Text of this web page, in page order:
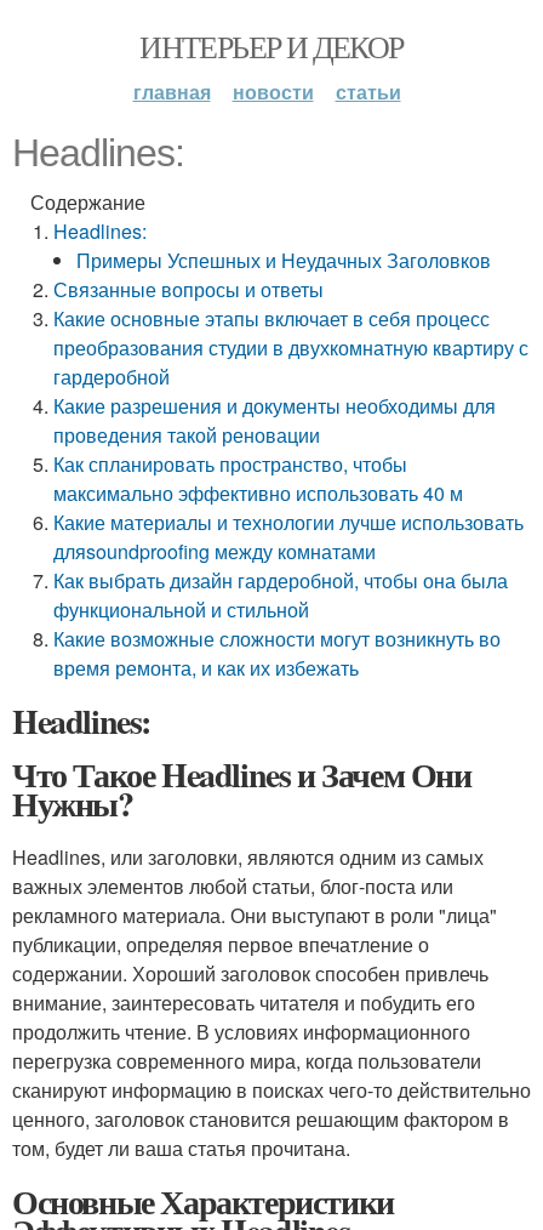
ИНТЕРЬЕР И ДЕКОР
главная новости статьи
Headlines:
Содержание
Headlines:
Примеры Успешных и Неудачных Заголовков
Связанные вопросы и ответы
Какие основные этапы включает в себя процесс
преобразования студии в двухкомнатную квартиру с
гардеробной
Какие разрешения и документы необходимы для
проведения такой реновации
Как спланировать пространство, чтобы
максимально эффективно использовать 40 м
Какие материалы и технологии лучше использовать
дляsoundproofing между комнатами
Как выбрать дизайн гардеробной, чтобы она была
функциональной и стильной
Какие возможные сложности могут возникнуть во
время ремонта, и как их избежать
Headlines:
Что Такое Headlines и Зачем Они
Нужны?
Headlines, или заголовки, являются одним из самых
важных элементов любой статьи, блог-поста или
рекламного материала. Они выступают в роли "лица"
публикации, определяя первое впечатление о
содержании. Хороший заголовок способен привлечь
внимание, заинтересовать читателя и побудить его
продолжить чтение. В условиях информационного
перегрузка современного мира, когда пользователи
сканируют информацию в поисках чего-то действительно
ценного, заголовок становится решающим фактором в
том, будет ли ваша статья прочитана.
Основные Характеристики